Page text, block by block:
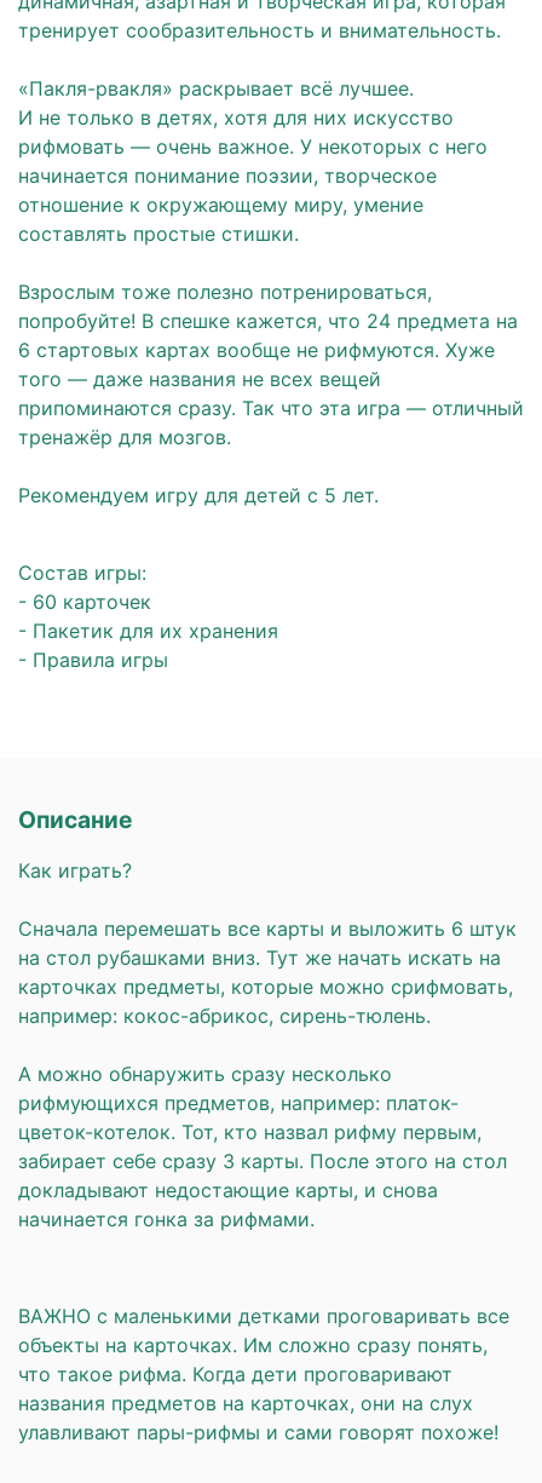
тренирует сообразительность и внимательность.
«Пакля-рвакля» раскрывает всё лучшее.
И не только в детях, хотя для них искусство
рифмовать — очень важное. У некоторых с него
начинается понимание поэзии, творческое
отношение к окружающему миру, умение
составлять простые стишки.
Взрослым тоже полезно потренироваться,
попробуйте! В спешке кажется, что 24 предмета на
6 стартовых картах вообще не рифмуются. Хуже
того — даже названия не всех вещей
припоминаются сразу. Так что эта игра — отличный
тренажёр для мозгов.
Рекомендуем игру для детей с 5 лет.
Состав игры:
- 60 карточек
- Пакетик для их хранения
- Правила игры
Описание
Как играть?
Сначала перемешать все карты и выложить 6 штук
на стол рубашками вниз. Тут же начать искать на
карточках предметы, которые можно срифмовать,
например: кокос-абрикос, сирень-тюлень.
А можно обнаружить сразу несколько
рифмующихся предметов, например: платок-
цветок-котелок. Тот, кто назвал рифму первым,
забирает себе сразу 3 карты. После этого на стол
докладывают недостающие карты, и снова
начинается гонка за рифмами.
ВАЖНО с маленькими детками проговаривать все
объекты на карточках. Им сложно сразу понять,
что такое рифма. Когда дети проговаривают
названия предметов на карточках, они на слух
улавливают пары-рифмы и сами говорят похоже!